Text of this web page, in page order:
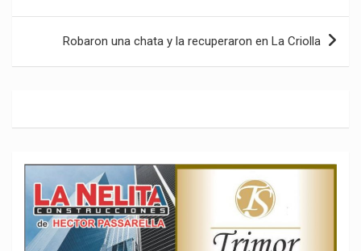
entradas
Robaron una chata y la recuperaron en La Criolla